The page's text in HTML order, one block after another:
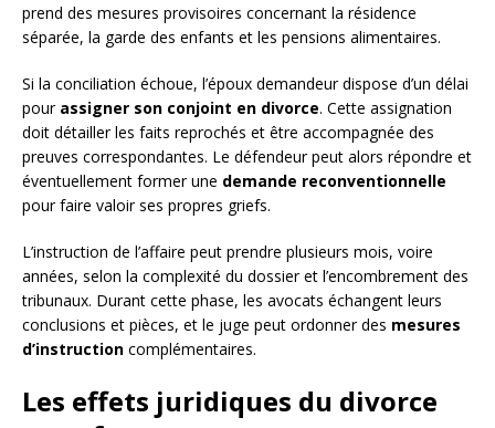
prend des mesures provisoires concernant la résidence
séparée, la garde des enfants et les pensions alimentaires.
Si la conciliation échoue, l’époux demandeur dispose d’un délai
pour assigner son conjoint en divorce. Cette assignation
doit détailler les faits reprochés et être accompagnée des
preuves correspondantes. Le défendeur peut alors répondre et
éventuellement former une demande reconventionnelle
pour faire valoir ses propres griefs.
L’instruction de l’affaire peut prendre plusieurs mois, voire
années, selon la complexité du dossier et l’encombrement des
tribunaux. Durant cette phase, les avocats échangent leurs
conclusions et pièces, et le juge peut ordonner des mesures
d’instruction complémentaires.
Les effets juridiques du divorce